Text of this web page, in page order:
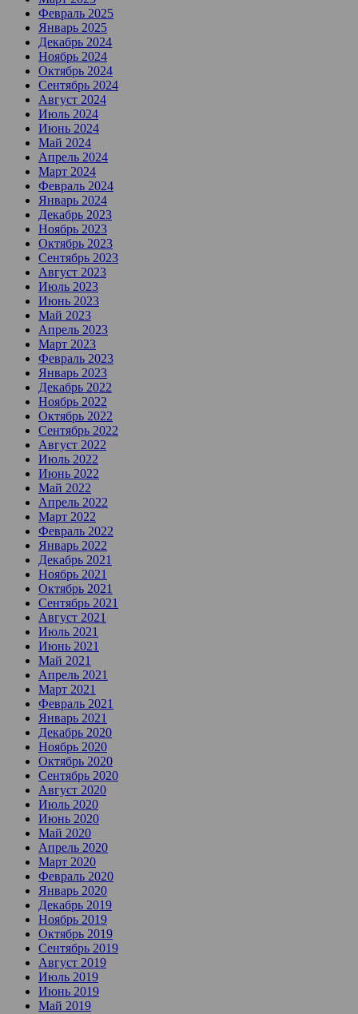
Февраль 2025
Январь 2025
Декабрь 2024
Ноябрь 2024
Октябрь 2024
Сентябрь 2024
Август 2024
Июль 2024
Июнь 2024
Май 2024
Апрель 2024
Март 2024
Февраль 2024
Январь 2024
Декабрь 2023
Ноябрь 2023
Октябрь 2023
Сентябрь 2023
Август 2023
Июль 2023
Июнь 2023
Май 2023
Апрель 2023
Март 2023
Февраль 2023
Январь 2023
Декабрь 2022
Ноябрь 2022
Октябрь 2022
Сентябрь 2022
Август 2022
Июль 2022
Июнь 2022
Май 2022
Апрель 2022
Март 2022
Февраль 2022
Январь 2022
Декабрь 2021
Ноябрь 2021
Октябрь 2021
Сентябрь 2021
Август 2021
Июль 2021
Июнь 2021
Май 2021
Апрель 2021
Март 2021
Февраль 2021
Январь 2021
Декабрь 2020
Ноябрь 2020
Октябрь 2020
Сентябрь 2020
Август 2020
Июль 2020
Июнь 2020
Май 2020
Апрель 2020
Март 2020
Февраль 2020
Январь 2020
Декабрь 2019
Ноябрь 2019
Октябрь 2019
Сентябрь 2019
Август 2019
Июль 2019
Июнь 2019
Май 2019